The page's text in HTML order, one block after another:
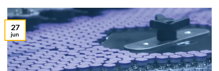
27
jun